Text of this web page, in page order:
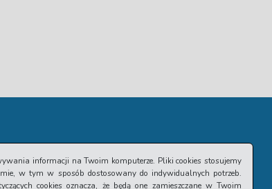
informacji na Twoim komputerze. Pliki cookies stosujemy
w tym w sposób dostosowany do indywidualnych potrzeb.
cookies oznacza, że będą one zamieszczane w Twoim